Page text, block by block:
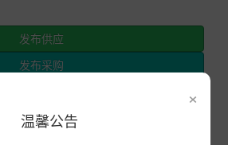
×
温馨公告
发布供应
发布采购